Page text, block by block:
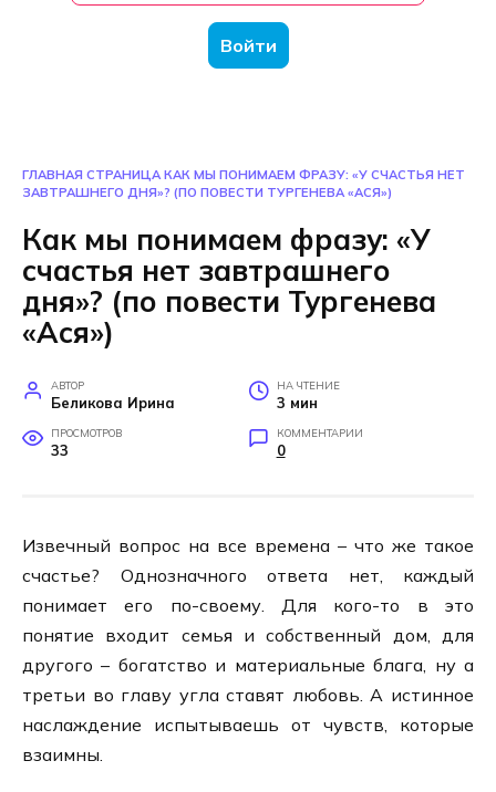
Войти
ГЛАВНАЯ СТРАНИЦА КАК МЫ ПОНИМАЕМ ФРАЗУ: «У СЧАСТЬЯ НЕТ
ЗАВТРАШНЕГО ДНЯ»? (ПО ПОВЕСТИ ТУРГЕНЕВА «АСЯ»)
Как мы понимаем фразу: «У
счастья нет завтрашнего
дня»? (по повести Тургенева
«Ася»)
АВТОР
Беликова Ирина
НА ЧТЕНИЕ
3 мин
ПРОСМОТРОВ
33
КОММЕНТАРИИ
0
Извечный вопрос на все времена – что же такое
счастье? Однозначного ответа нет, каждый
понимает его по-своему. Для кого-то в это
понятие входит семья и собственный дом, для
другого – богатство и материальные блага, ну а
третьи во главу угла ставят любовь. А истинное
наслаждение испытываешь от чувств, которые
взаимны.